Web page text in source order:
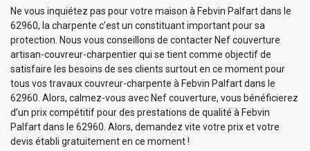
Ne vous inquiétez pas pour votre maison à Febvin Palfart dans le
62960, la charpente c’est un constituant important pour sa
protection. Nous vous conseillons de contacter Nef couverture
artisan-couvreur-charpentier qui se tient comme objectif de
satisfaire les besoins de ses clients surtout en ce moment pour
tous vos travaux couvreur-charpente à Febvin Palfart dans le
62960. Alors, calmez-vous avec Nef couverture, vous bénéficierez
d’un prix compétitif pour des prestations de qualité à Febvin
Palfart dans le 62960. Alors, demandez vite votre prix et votre
devis établi gratuitement en ce moment !